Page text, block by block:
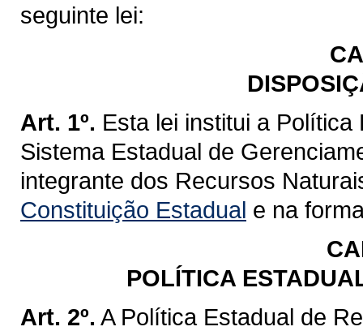
seguinte lei:
Art. 1º. Esta lei institui a
Sistema Estadual de
integrante dos Recursos
Constituição Estadual e na
POLÍTICA
Art. 2º. A Política Estadual de